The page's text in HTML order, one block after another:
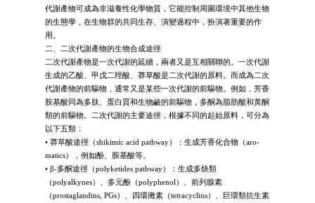
代謝產物可成為非滋養性化學物質，它能控制周圍環境中其他生物
的生態學，在生物群的共同生存、演變過程中，扮演著重要的作
用。
二、二次代謝產物的生物合成途徑
二次代謝產物是一次代謝的延續，兩者又是互相關聯的。一次代謝
生成的乙酸、甲戊二羥酸、莽草酸是二次代謝的原料。而成為二次
代謝產物的前驅物，通常又是某些一次代謝的前驅物。例如，芳香
胺基酸同為多肽、蛋白質和生物鹼的前驅物，多酮為脂肪酸和黃酮
類的前驅物。二次代謝的主要途徑，根據不同的起始原料，可分為
以下五類：
• 莽草酸途徑（shikimic acid pathway）：生成芳香化合物（aro-
matics），例如酚、胺基酸等。
• β-多酮途徑（polyketides pathway）：生成多炔類
（polyalkynes）、多元酚（polyphenol）、前列腺素
（prostaglandins, PGs）、四環黴素（tetracyclins）、巨環類抗生素